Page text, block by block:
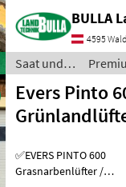
Freilauf im Getriebe
MÜTHING Mulcher
+ Bj. 2011 + Front und
Heckmaschine +
hydraulischer Seitenv
4595
Saat und
Pflege /
Müthing
Evers Pinto
- Gr
✅EVERS PINTO 600
Grasnarbenlüfter /